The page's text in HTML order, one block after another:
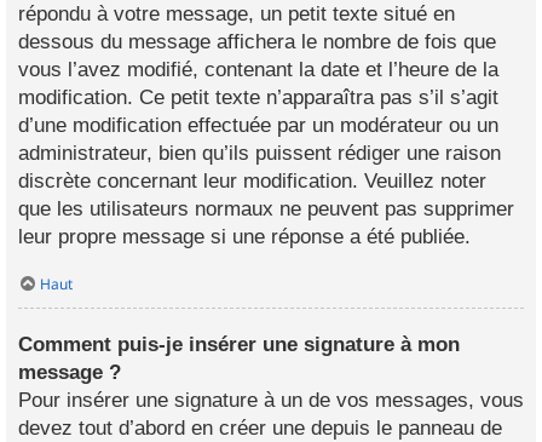
répondu à votre message, un petit texte situé en
dessous du message affichera le nombre de fois que
vous l’avez modifié, contenant la date et l’heure de la
modification. Ce petit texte n’apparaîtra pas s’il s’agit
d’une modification effectuée par un modérateur ou un
administrateur, bien qu’ils puissent rédiger une raison
discrète concernant leur modification. Veuillez noter
que les utilisateurs normaux ne peuvent pas supprimer
leur propre message si une réponse a été publiée.
Haut
Comment puis-je insérer une signature à mon
message ?
Pour insérer une signature à un de vos messages, vous
devez tout d’abord en créer une depuis le panneau de